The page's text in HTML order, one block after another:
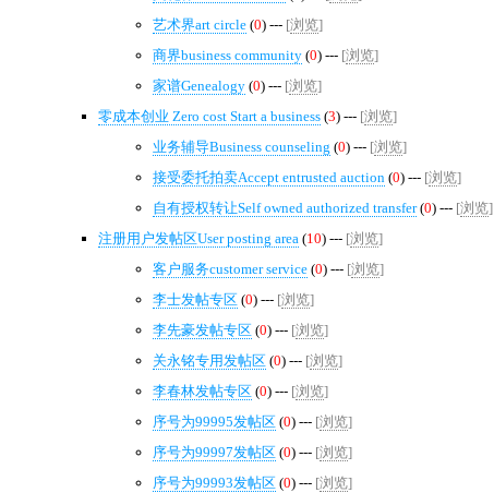
艺术界art circle(0) --- [浏览]
商界business community(0) --- [浏览]
家谱Genealogy(0) --- [浏览]
零成本创业 Zero cost Start a business(3) --- [浏览]
业务辅导Business counseling (0) --- [浏览]
接受委托拍卖Accept entrusted auction(0) --- [浏览]
自有授权转让Self owned authorized transfer(0) --- [浏览]
注册用户发帖区User posting area(10) --- [浏览]
客户服务customer service(0) --- [浏览]
李士发帖专区(0) --- [浏览]
李先豪发帖专区(0) --- [浏览]
关永铭专用发帖区(0) --- [浏览]
李春林发帖专区(0) --- [浏览]
序号为99995发帖区(0) --- [浏览]
序号为99997发帖区(0) --- [浏览]
序号为99993发帖区(0) --- [浏览]